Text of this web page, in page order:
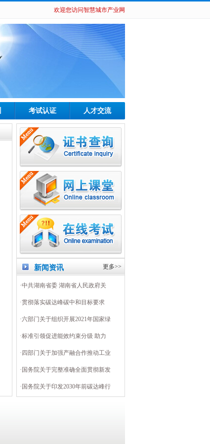
欢迎您访问智慧城市产业网
考试认证 人才交流
新闻资讯 更多>>
·中共湖南省委 湖南省人民政府关
·贯彻落实碳达峰碳中和目标要求
·六部门关于组织开展2021年国家绿
·标准引领促进能效约束分级 助力
·四部门关于加强产融合作推动工业
·国务院关于完整准确全面贯彻新发
·国务院关于印发2030年前碳达峰行